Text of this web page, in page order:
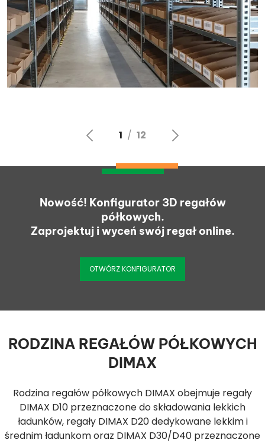
Nowość! Konfigurator 3D regałów
półkowych.
Zaprojektuj i wyceń swój regał online.
OTWÓRZ KONFIGURATOR
RODZINA REGAŁÓW PÓŁKOWYCH
DIMAX
Rodzina regałów półkowych DIMAX obejmuje regały
DIMAX D10 przeznaczone do składowania lekkich
ładunków, regały DIMAX D20 dedykowane lekkim i
średnim ładunkom oraz DIMAX D30/D40 przeznaczone